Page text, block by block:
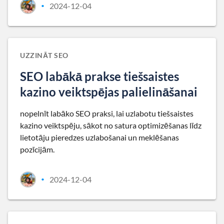
• 2024-12-04
UZZINĀT SEO
SEO labākā prakse tiešsaistes
kazino veiktspējas palielināšanai
nopelnīt labāko SEO praksi, lai uzlabotu tiešsaistes
kazino veiktspēju, sākot no satura optimizēšanas līdz
lietotāju pieredzes uzlabošanai un meklēšanas
pozīcijām.
• 2024-12-04